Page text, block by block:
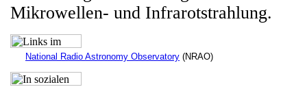
Mikrowellen- und Infrarotstrahlung.
National Radio Astronomy Observatory (NRAO)